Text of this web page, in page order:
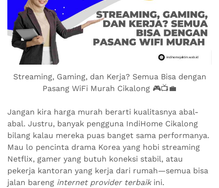
Streaming, Gaming, dan Kerja? Semua Bisa dengan
Pasang WiFi Murah Cikalong 🎮📺💼
Jangan kira harga murah berarti kualitasnya abal-
abal. Justru, banyak pengguna IndiHome Cikalong
bilang kalau mereka puas banget sama performanya.
Mau lo pencinta drama Korea yang hobi streaming
Netflix, gamer yang butuh koneksi stabil, atau
pekerja kantoran yang kerja dari rumah—semua bisa
jalan bareng internet provider terbaikini.